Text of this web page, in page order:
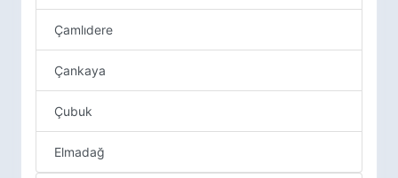
Çamlıdere
Çankaya
Çubuk
Elmadağ